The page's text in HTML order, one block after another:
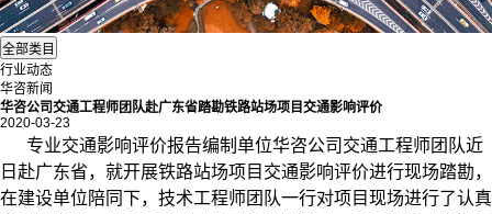
行业动态
华咨新闻
华咨公司交通工程师团队赴广东省踏勘铁路站场项目交通影响评价
2020-03-23
专业交通影响评价报告编制单位华咨公司交通工程师团队近
日赴广东省，就开展铁路站场项目交通影响评价进行现场踏勘，
在建设单位陪同下，技术工程师团队一行对项目现场进行了认真